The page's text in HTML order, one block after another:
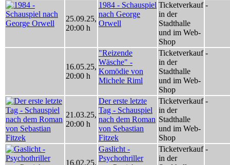
25.09.25,
20:00 h
1984 - Schauspiel
nach George
Orwell
Ticketverkauf
in der
Stadthalle
und im Web-
Shop
-
16.05.25,
20:00 h
"Reizende
Wäsche" -
Komödie von
Michele Riml
Ticketverkauf
in der
Stadthalle
und im Web-
Shop
-
21.03.25,
20:00 h
Der erste letzte
Tag - Schauspiel
nach dem Roman
von Sebastian
Fitzek
Ticketverkauf
in der
Stadthalle
und im Web-
Shop
-
16.02.25,
Gaslicht -
Psychothriller
Ticketverkauf
in der
-